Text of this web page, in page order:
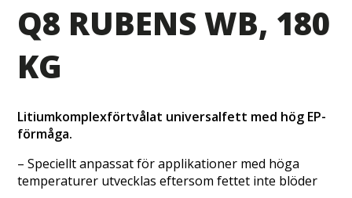
Q8 RUBENS WB, 180
KG
Litiumkomplexförtvålat universalfett med hög EP-
förmåga.
– Speciellt anpassat för applikationer med höga
temperaturer utvecklas eftersom fettet inte blöder